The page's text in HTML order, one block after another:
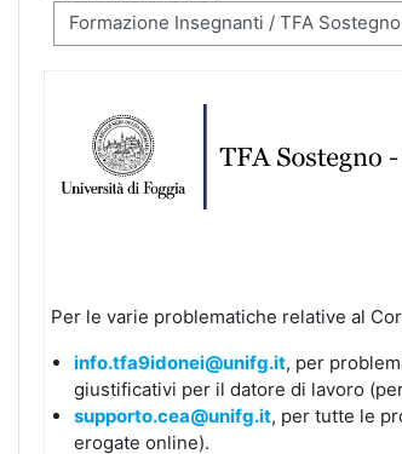
Per le varie problematiche relative al
info.tfa9idonei@unifg.it, per
giustificativi per il datore di lavoro
supporto.cea@unifg.it, per tutte le
erogate online).